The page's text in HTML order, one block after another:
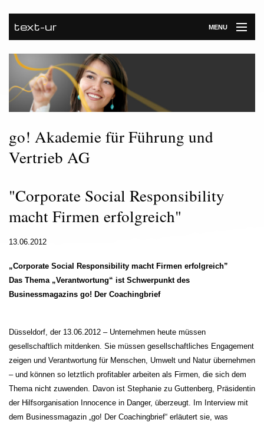
text-ur MENU
Startseite
Leistungen
Unternehmen
Referenzen
Kontakt
go! Akademie für Führung und
Vertrieb AG
"Corporate Social Responsibility
macht Firmen erfolgreich"
13.06.2012
„Corporate Social Responsibility macht Firmen erfolgreich”
Das Thema „Verantwortung“ ist Schwerpunkt des
Businessmagazins go! Der Coachingbrief
Düsseldorf, der 13.06.2012 – Unternehmen heute müssen
gesellschaftlich mitdenken. Sie müssen gesellschaftliches Engagement
zeigen und Verantwortung für Menschen, Umwelt und Natur übernehmen
– und können so letztlich profitabler arbeiten als Firmen, die sich dem
Thema nicht zuwenden. Davon ist Stephanie zu Guttenberg, Präsidentin
der Hilfsorganisation Innocence in Danger, überzeugt. Im Interview mit
dem Businessmagazin „go! Der Coachingbrief“ erläutert sie, was